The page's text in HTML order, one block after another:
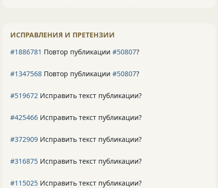
ИСПРАВЛЕНИЯ И ПРЕТЕНЗИИ
#1886781 Повтор публикации #50807?
#1347568 Повтор публикации #50807?
#519672 Исправить текст публикации?
#425466 Исправить текст публикации?
#372909 Исправить текст публикации?
#316875 Исправить текст публикации?
#115025 Исправить текст публикации?